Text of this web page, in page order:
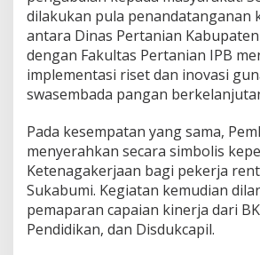
dilakukan pula penandatanganan
antara Dinas Pertanian
dengan Fakultas Pertanian IPB
implementasi riset dan inovasi
swasembada pangan
Pada kesempatan yang sama,
menyerahkan secara simbolis
Ketenagakerjaan bagi pekerja
Sukabumi. Kegiatan kemudian
pemaparan capaian kinerja dari
Pendidikan, dan Disdukcapil.